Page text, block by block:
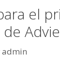
el
admin